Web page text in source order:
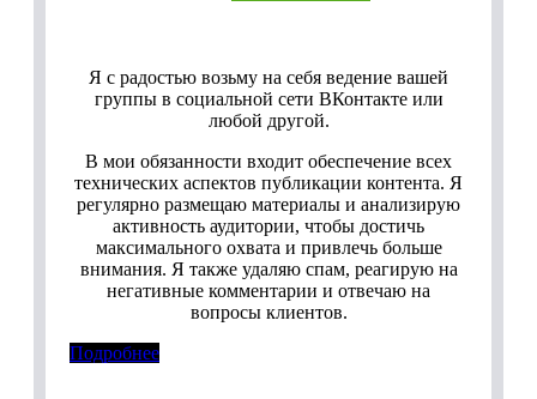
Я с радостью возьму на себя ведение вашей
группы в социальной сети ВКонтакте или
любой другой.
В мои обязанности входит обеспечение всех
технических аспектов публикации контента. Я
регулярно размещаю материалы и анализирую
активность аудитории, чтобы достичь
максимального охвата и привлечь больше
внимания. Я также удаляю спам, реагирую на
негативные комментарии и отвечаю на
вопросы клиентов.
Подробнее